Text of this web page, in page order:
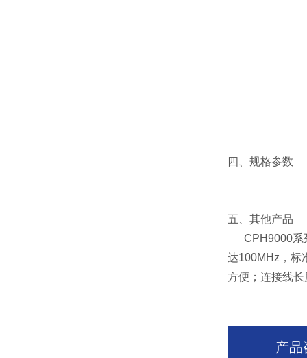
四、规格参数
五、其他产品
CPH9000系
达100MHz，标
方便；连接线
产品